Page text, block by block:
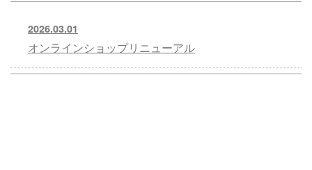
2026.03.01
オンラインショップリニューアル